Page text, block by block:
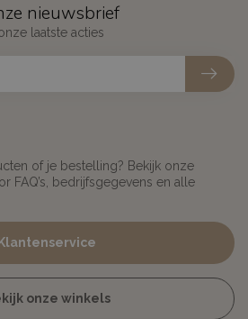
of je bestelling? Bekijk onze
FAQ’s, bedrijfsgegevens en alle
Klantenservice
onze winkels
nieuwsbrief
laatste acties